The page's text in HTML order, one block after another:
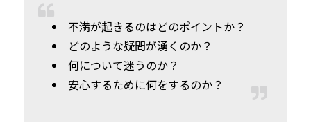
不満が起きるのはどのポイントか？
どのような疑問が湧くのか？
何について迷うのか？
安心するために何をするのか？